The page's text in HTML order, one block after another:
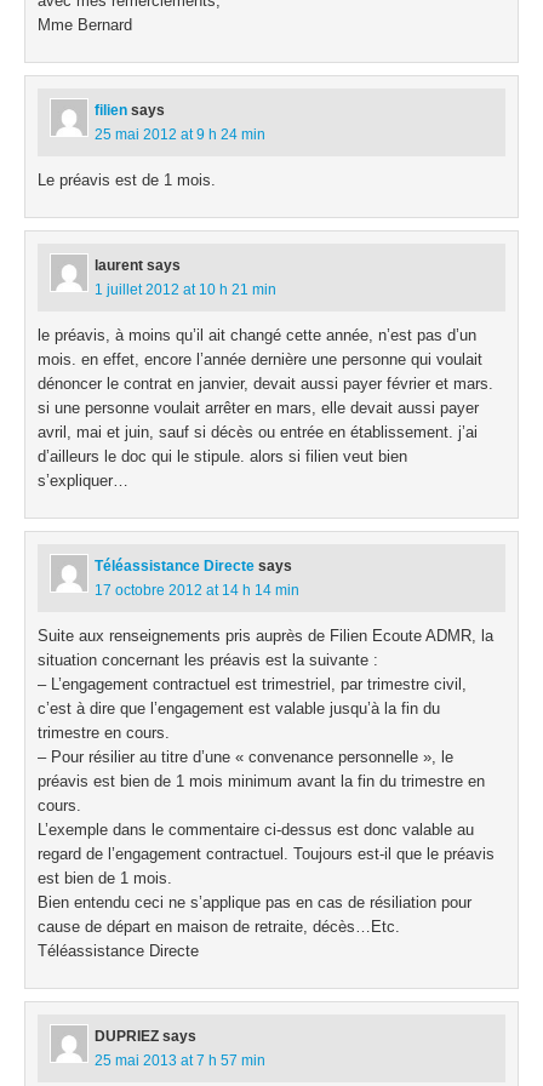
Mme Bernard
filien says
25 mai 2012 at 9 h 24 min
Le préavis est de 1 mois.
laurent says
1 juillet 2012 at 10 h 21 min
le préavis, à moins qu’il ait changé cette année, n’est pas d’un
mois. en effet, encore l’année dernière une personne qui voulait
dénoncer le contrat en janvier, devait aussi payer février et mars.
si une personne voulait arrêter en mars, elle devait aussi payer
avril, mai et juin, sauf si décès ou entrée en établissement. j’ai
d’ailleurs le doc qui le stipule. alors si filien veut bien
s’expliquer…
Téléassistance Directe says
17 octobre 2012 at 14 h 14 min
Suite aux renseignements pris auprès de Filien Ecoute ADMR, la
situation concernant les préavis est la suivante :
– L’engagement contractuel est trimestriel, par trimestre civil,
c’est à dire que l’engagement est valable jusqu’à la fin du
trimestre en cours.
– Pour résilier au titre d’une « convenance personnelle », le
préavis est bien de 1 mois minimum avant la fin du trimestre en
cours.
L’exemple dans le commentaire ci-dessus est donc valable au
regard de l’engagement contractuel. Toujours est-il que le préavis
est bien de 1 mois.
Bien entendu ceci ne s’applique pas en cas de résiliation pour
cause de départ en maison de retraite, décès…Etc.
Téléassistance Directe
DUPRIEZ says
25 mai 2013 at 7 h 57 min